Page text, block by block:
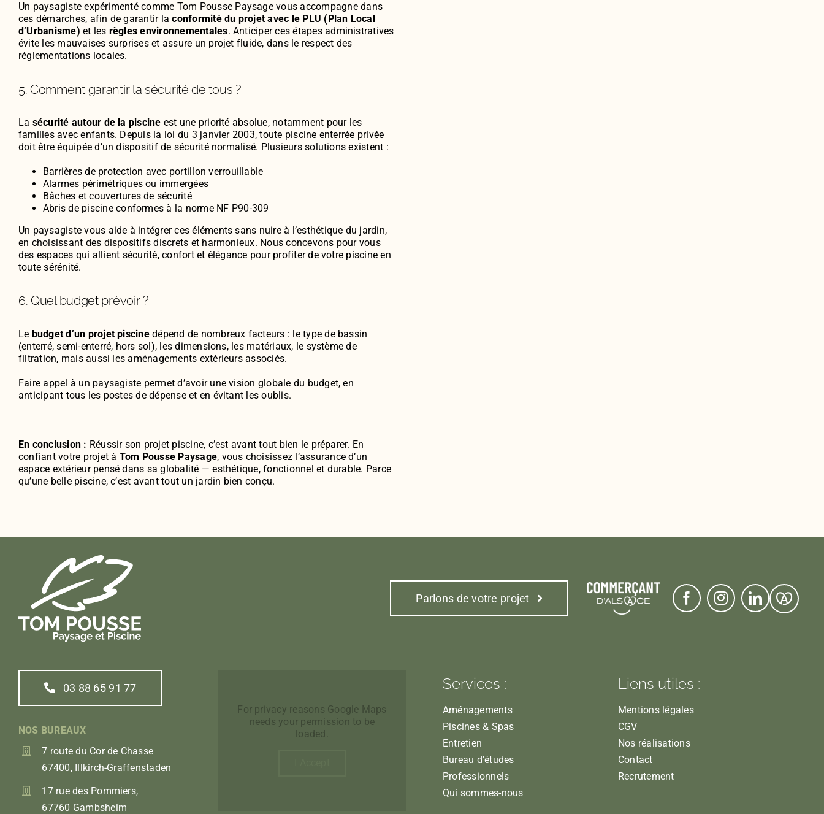
Un paysagiste expérimenté comme Tom Pousse Paysage vous accompagne dans
ces démarches, afin de garantir laconformité du projet avec le PLU (Plan Local
d’Urbanisme) et les règles environnementales. Anticiper ces étapes administratives
évite les mauvaises surprises et assure un projet fluide, dans le respect des
réglementations locales.
5. Comment garantir la sécurité de tous ?
La sécurité autour de la piscine est une priorité absolue, notamment pour les
familles avec enfants. Depuis la loi du 3 janvier 2003, toute piscine enterrée privée
doit être équipée d’un dispositif de sécurité normalisé. Plusieurs solutions existent :
Barrières de protection avec portillon verrouillable
Alarmes périmétriques ou immergées
Bâches et couvertures de sécurité
Abris de piscine conformes à la norme NF P90-309
Un paysagiste vous aide à intégrer ces éléments sans nuire à l’esthétique du jardin,
en choisissant des dispositifs discrets et harmonieux. Nous concevons pour vous
des espaces qui allient sécurité, confort et élégance pour profiter de votre piscine en
toute sérénité.
6. Quel budget prévoir ?
Le budget d’un projet piscinedépend de nombreux facteurs : le type de bassin
(enterré, semi-enterré, hors sol), les dimensions, les matériaux, le système de
filtration, mais aussi les aménagements extérieurs associés.
Faire appel à un paysagiste permet d’avoir une vision globale du budget, en
anticipant tous les postes de dépense et en évitant les oublis.
En conclusion : Réussir son projet piscine, c’est avant tout bien le préparer. En
confiant votre projet à Tom Pousse Paysage, vous choisissez l’assurance d’un
espace extérieur pensé dans sa globalité — esthétique, fonctionnel et durable. Parce
qu’une belle piscine, c’est avant tout un jardin bien conçu.
Parlons de votre projet
03 88 65 91 77
NOS BUREAUX
7 route du Cor de Chasse
67400, Illkirch-Graffenstaden
17 rue des Pommiers,
67760 Gambsheim
For privacy reasons Google Maps
needs your permission to be
loaded.
Services :
Aménagements
Piscines & Spas
Entretien
Bureau d'études
Professionnels
Qui sommes-nous
Liens utiles :
Mentions légales
CGV
Nos réalisations
Contact
Recrutement